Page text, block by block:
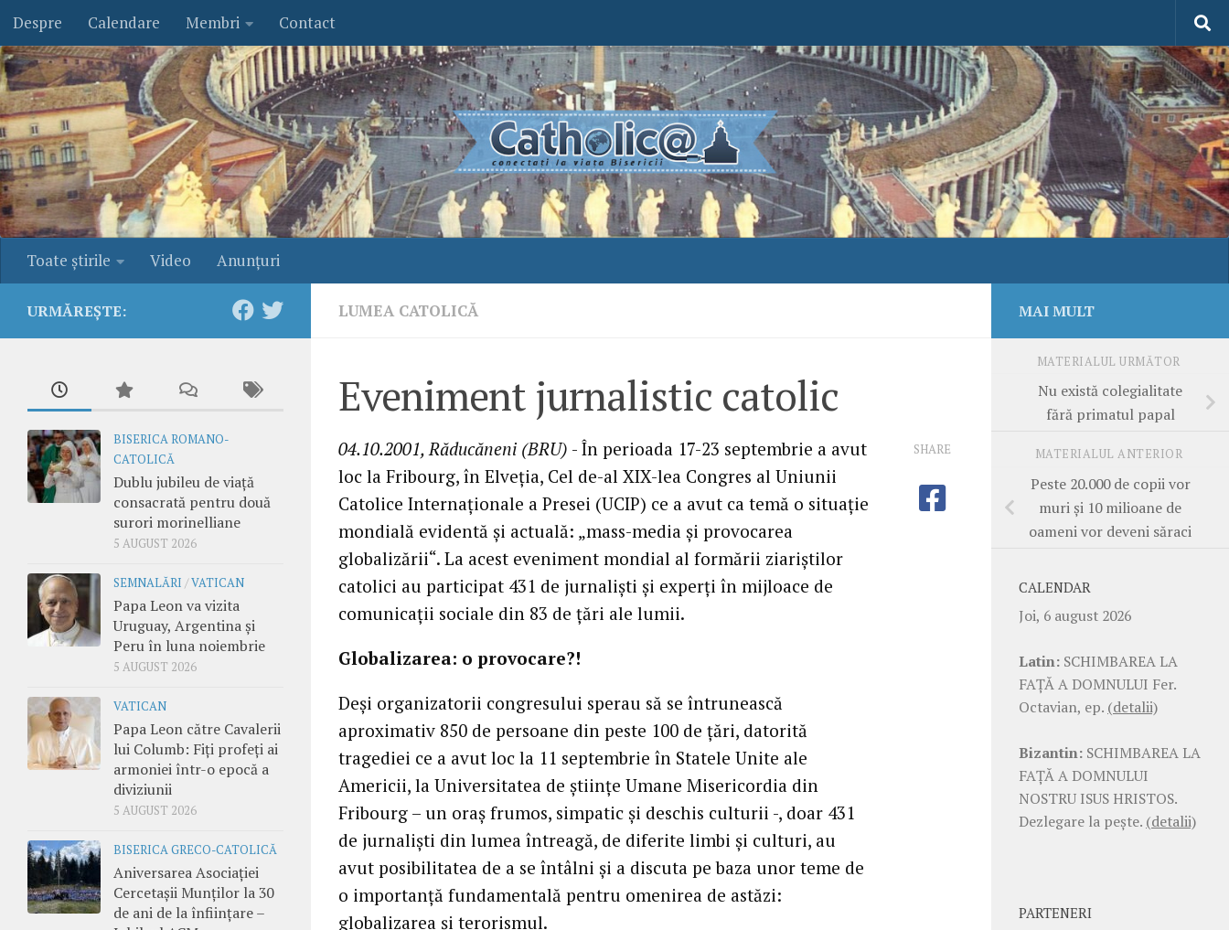
Skip to content
Despre Calendare Membri Contact
Toate ştirile Video Anunţuri
LUMEA CATOLICĂ
Eveniment jurnalistic catolic
04.10.2001, Răducăneni (BRU) - În perioada 17-23 septembrie a avut
loc la Fribourg, în Elveţia, Cel de-al XIX-lea Congres al Uniunii
Catolice Internaţionale a Presei (UCIP) ce a avut ca temă o situaţie
mondială evidentă şi actuală: „mass-media şi provocarea
globalizării“. La acest eveniment mondial al formării ziariştilor
catolici au participat 431 de jurnalişti şi experţi în mijloace de
comunicaţii sociale din 83 de ţări ale lumii.
Globalizarea: o provocare?!
Deşi organizatorii congresului sperau să se întrunească
aproximativ 850 de persoane din peste 100 de ţări, datorită
tragediei ce a avut loc la 11 septembrie în Statele Unite ale
Americii, la Universitatea de ştiinţe Umane Misericordia din
Fribourg – un oraş frumos, simpatic şi deschis culturii -, doar 431
de jurnalişti din lumea întreagă, de diferite limbi şi culturi, au
avut posibilitatea de a se întâlni şi a discuta pe baza unor teme de
o importanţă fundamentală pentru omenirea de astăzi:
globalizarea şi terorismul.
SHARE
URMĂREȘTE:
BISERICA ROMANO-
CATOLICĂ
Dublu jubileu de viață
consacrată pentru două
surori morinelliane
5 AUGUST 2026
SEMNALĂRI /VATICAN
Papa Leon va vizita
Uruguay, Argentina și
Peru în luna noiembrie
5 AUGUST 2026
VATICAN
Papa Leon către Cavalerii
lui Columb: Fiți profeți ai
armoniei într-o epocă a
diviziunii
5 AUGUST 2026
BISERICA GRECO-CATOLICĂ
Aniversarea Asociației
Cercetașii Munților la 30
de ani de la înființare –
MAI MULT
MATERIALUL URMĂTOR
Nu există colegialitate
fără primatul papal
MATERIALUL ANTERIOR
Peste 20.000 de copii vor
muri şi 10 milioane de
oameni vor deveni săraci
CALENDAR
Joi, 6 august 2026
Latin: SCHIMBAREA LA
FAŢĂ A DOMNULUI Fer.
Octavian, ep. (detalii)
Bizantin: SCHIMBAREA LA
FAŢĂ A DOMNULUI
NOSTRU ISUS HRISTOS.
Dezlegare la pește. (detalii)
PARTENERI